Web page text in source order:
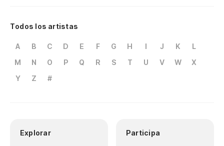
Todos los artistas
A B C D E F G H I J K
L
M
N O P Q R S T U V W
X
Y
Z #
Explorar Participa